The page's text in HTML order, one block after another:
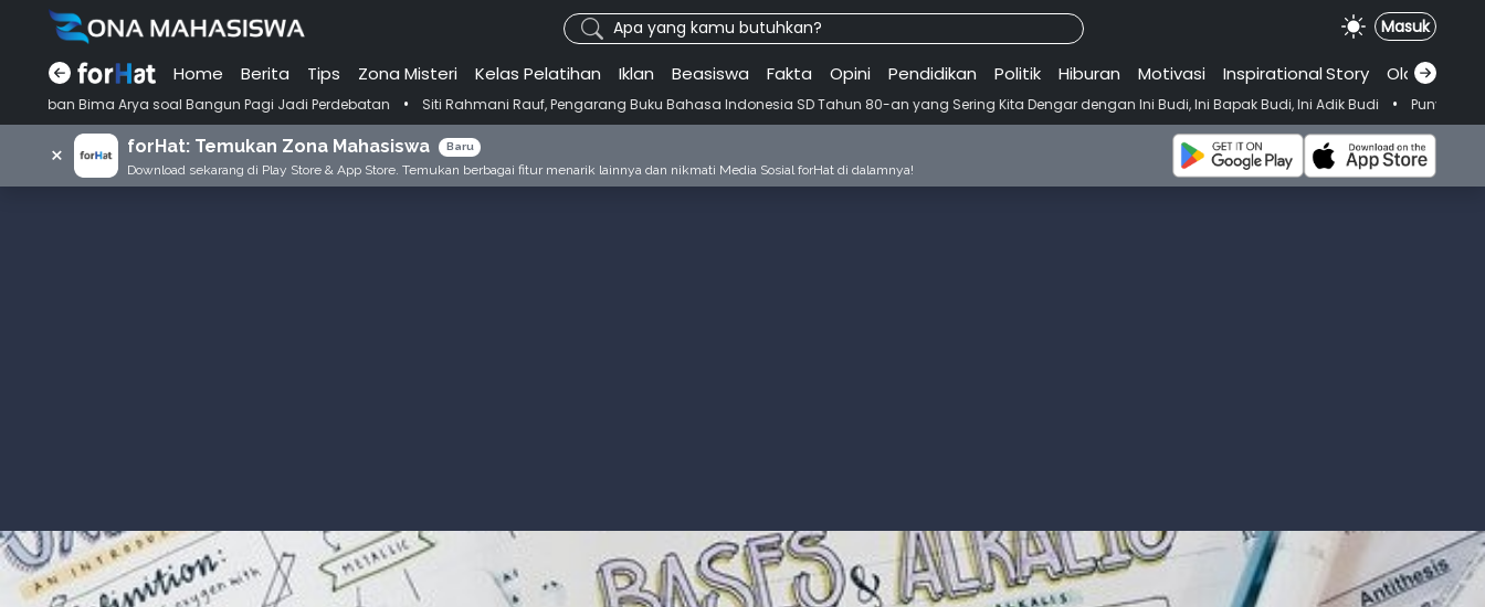
Apa yang kamu butuhkan? Masuk
Home Berita Tips Zona Misteri Kelas Pelatihan Iklan Beasiswa Fakta Opini Pendidikan Politik Hiburan Motivasi Inspirational.Story Olahraga
soal Bangun Pagi Jadi Perdebatan • Siti Rahmani Rauf, Pengarang Buku Bahasa Indonesia SD Tahun 80-an yang Sering Kita Dengar dengan Ini Budi, Ini Bapak Budi, Ini Adik Budi • Punya Tujuan Dekatkan
× forHat: Temukan Zona Mahasiswa Baru
Download sekarang di Play Store & App Store. Temukan berbagai fitur menarik lainnya dan nikmati Media Sosial forHat di dalamnya!